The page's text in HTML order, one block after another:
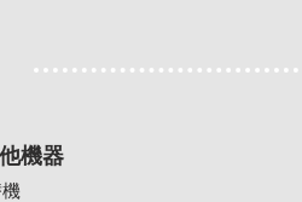
機器